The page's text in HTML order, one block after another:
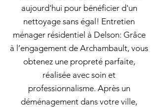
aujourd'hui pour bénéficier d'un
nettoyage sans égal! Entretien
ménager résidentiel à Delson: Grâce
à l’engagement de Archambault, vous
obtenez une propreté parfaite,
réalisée avec soin et
professionnalisme. Après un
déménagement dans votre ville,